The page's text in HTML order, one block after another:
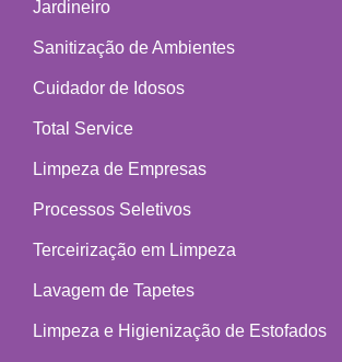
Jardineiro
Sanitização de Ambientes
Cuidador de Idosos
Total Service
Limpeza de Empresas
Processos Seletivos
Terceirização em Limpeza
Lavagem de Tapetes
Limpeza e Higienização de Estofados